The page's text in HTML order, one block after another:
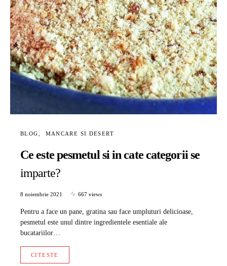
BLOG MANCARE SI DESERT
Ce este pesmetul si in cate categorii se
imparte?
8 noiembrie 2021 667 views
Pentru a face un pane, gratina sau face umpluturi delicioase,
pesmetul este unul dintre ingredientele esentiale ale
bucatariilor…
CITESTE